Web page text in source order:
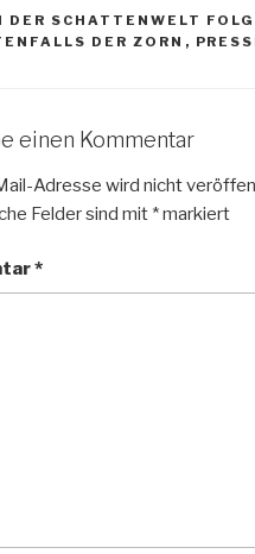
DER SCHATTENWELT
DER ZORN ,
einen Kommentar
Adresse wird nicht
Felder sind mit *markiert
*